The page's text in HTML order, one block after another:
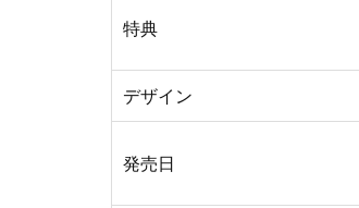
特典
デザイン
発売日